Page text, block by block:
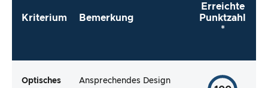
Kriterium Bemerkung
Erreichte
Punktzahl
*
Optisches
Ansprechendes Design